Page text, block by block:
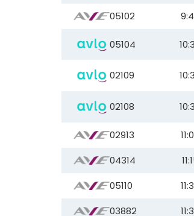
05102
05104
02109
02108
02913
04314
05110
03882